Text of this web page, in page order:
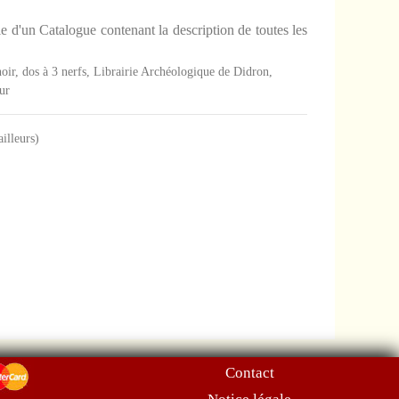
Catalogue contenant la description de toutes les
dos à 3 nerfs, Librairie Archéologique de Didron,
Contact